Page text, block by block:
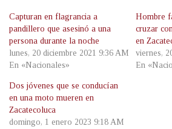
Capturan en flagrancia a
pandillero que asesinó a una
persona durante la noche
lunes, 20 diciembre 2021 9:36 AM
En «Nacionales»
Hombre
cruzar
en
viernes,
En
Dos jóvenes que se conducían
en una moto mueren en
Zacatecoluca
domingo, 1 enero 2023 9:18 AM